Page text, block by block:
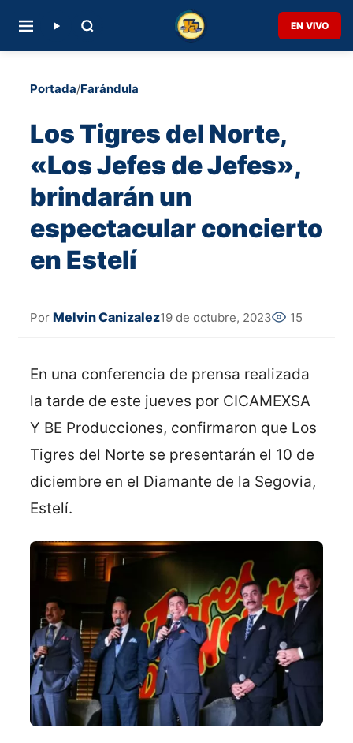
EN VIVO
Portada/Farándula
Los Tigres del Norte,
«Los Jefes de Jefes»,
brindarán un
espectacular concierto
en Estelí
Por Melvin Canizalez19 de octubre, 2023 15
En una conferencia de prensa realizada
la tarde de este jueves por CICAMEXSA
Y BE Producciones, confirmaron que Los
Tigres del Norte se presentarán el 10 de
diciembre en el Diamante de la Segovia,
Estelí.